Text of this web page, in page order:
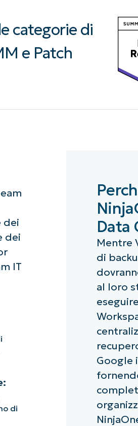
categorie di
e Patch
dei
dei
IT
di
Data
Mentre
di
al loro
Google